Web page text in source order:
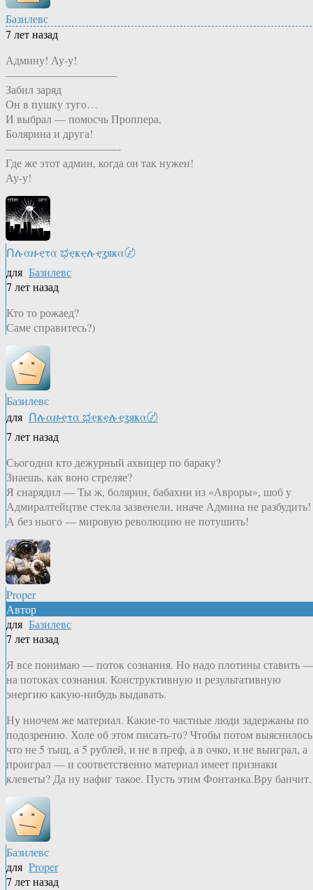
Базилевс
7 лет назад
Админу! Ау-у!
——————————
Забил заряд
Он в пушку туго…
И выбрал — помосчь Проппера,
Болярина и друга!
——————————-
Где же этот админ, когда он так нужен!
Ау-у!
Ոሉαዙҿτα ಭҿҝҿሉҿʓяҝα〄
для Базилевс
7 лет назад
Кто то рожаед?
Саме справитесь?)
Базилевс
для Ոሉαዙҿτα ಭҿҝҿሉҿʓяҝα〄
7 лет назад
Сьогодни кто дежурный ахвицер по бараку?
Знаешь, как воно стреляе?
Я снарядил — Ты ж, болярин, бабахни из «Авроры», шоб у
Адмиралтейцтве стекла зазвенели, иначе Админа не разбудить!
А без нього — мировую революцию не потушить!
Proper
Автор
для Базилевс
7 лет назад
Я все понимаю — поток сознания. Но надо плотины ставить —
на потоках сознания. Конструктивную и результативную
энергию какую-нибудь выдавать.
Ну ниочем же материал. Какие-то частные люди задержаны по
подозрению. Холе об этом писать-то? Чтобы потом
что не 5 тыщ, а 5 рублей, и не в преф, а в очко, и не выиграл, а
проиграл — и соответственно материал имеет признаки
клеветы? Да ну нафиг такое. Пусть этим Фонтанка.Вру банчит.
Базилевс
для Proper
7 лет назад